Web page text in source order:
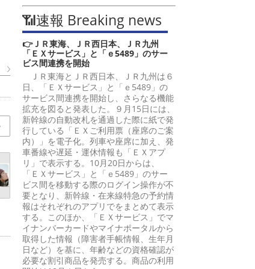
📶速報 Breaking news
👉ＪＲ東海、ＪＲ西日本、ＪＲ九州
「ＥＸサービス」と「ｅ5489」のサー
ビス間連携を開始
ＪＲ東海とＪＲ西日本、ＪＲ九州は６
日、「ＥＸサービス」と「ｅ5489」の
サービス間連携を開始し、さらなる機能
拡充を図ると発表した。９月15日には、
新幹線の自動改札を通過した際に紙で発
行している「ＥＸご利用票（座席のご案
内）」を電子化。列車や座席に加え、発
車番線や遅延・運休情報も「ＥＸアプ
リ」で表示する。10月20日からは、
「ＥＸサービス」と「ｅ5489」のサー
ビス間を移動する際のログイン操作が不
要となり、新幹線・在来線特急の予約情
報はそれぞれのアプリでをまとめて表示
する。このほか、「ＥＸサービス」でマ
イナンバーカードやマイナポータルから
取得した情報（障害者手帳情報、生年月
日など）を基に、年齢などの資格確認が
必要な割引商品を発売する。商品の利用